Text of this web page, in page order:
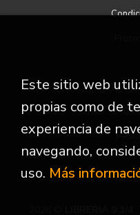
Este sitio web
propias como de
experiencia de
navegando,
uso. Más